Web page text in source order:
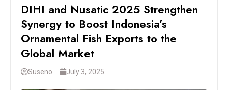
DIHI and Nusatic 2025 Strengthen
Synergy to Boost Indonesia’s
Ornamental Fish Exports to the
Global Market
Suseno July 3, 2025